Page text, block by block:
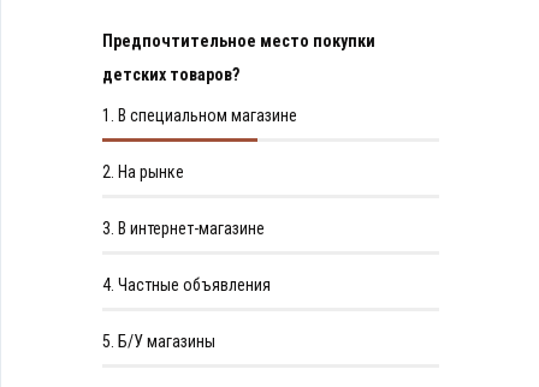
Предпочтительное место покупки
детских товаров?
1. В специальном магазине
2. На рынке
3. В интернет-магазине
4. Частные объявления
5. Б/У магазины